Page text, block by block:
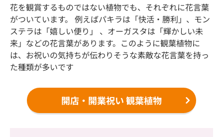
花を観賞するものではない植物でも、それぞれに花言葉
がついています。 例えばパキラは「快活・勝利」、モン
ステラは「嬉しい便り」 、オーガスタは「輝かしい未
来」などの花言葉があります。このように観葉植物に
は、お祝いの気持ちが伝わりそうな素敵な花言葉を持っ
た種類が多いです
開店・開業祝い 観葉植物